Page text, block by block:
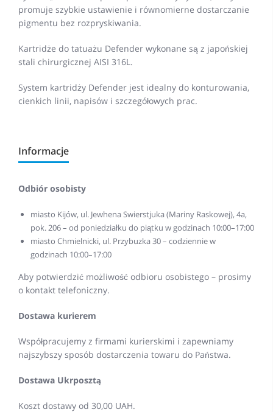
promuje szybkie ustawienie i równomierne dostarczanie
pigmentu bez rozpryskiwania.
Kartridże do tatuażu Defender wykonane są z japońskiej
stali chirurgicznej AISI 316L.
System kartridży Defender jest idealny do konturowania,
cienkich linii, napisów i szczegółowych prac.
Informacje
Odbiór osobisty
miasto Kijów, ul. Jewhena Swierstjuka (Mariny Raskowej), 4a,
pok. 206 – od poniedziałku do piątku w godzinach 10:00–17:00
miasto Chmielnicki, ul. Przybuzka 30 – codziennie w
godzinach 10:00–17:00
Aby potwierdzić możliwość odbioru osobistego – prosimy
o kontakt telefoniczny.
Dostawa kurierem
Współpracujemy z firmami kurierskimi i zapewniamy
najszybszy sposób dostarczenia towaru do Państwa.
Dostawa Ukrposztą
Koszt dostawy od 30,00 UAH.